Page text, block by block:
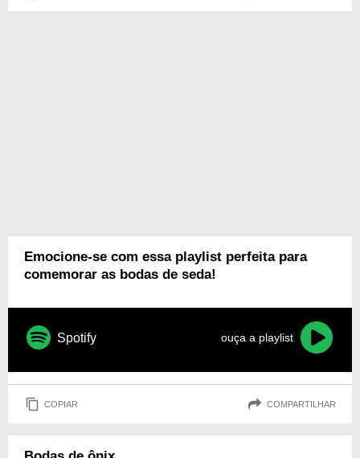
Emocione-se com essa playlist perfeita para
comemorar as bodas de seda!
Spotify ouça a playlist
COPIAR COMPARTILHAR